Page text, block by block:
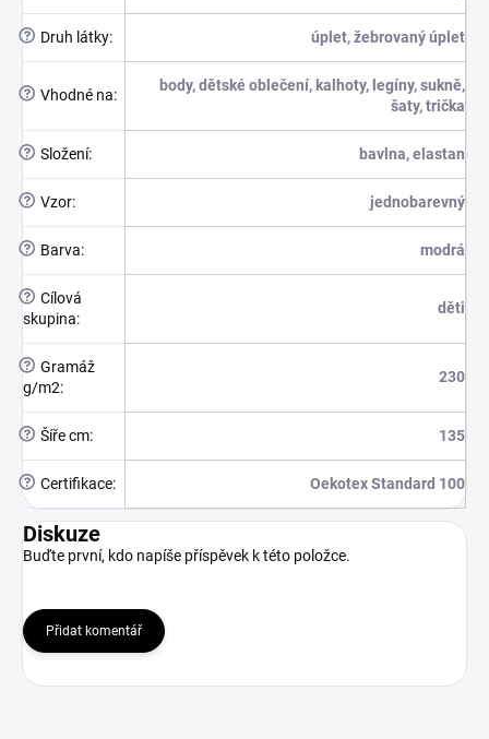
? Druh látky: úplet, žebrovaný úplet
? Vhodné na:
body, dětské oblečení, kalhoty, legíny, sukně,
šaty, trička
? Složení: bavlna, elastan
? Vzor: jednobarevný
? Barva: modrá
? Cílová
skupina:
děti
? Gramáž
g/m2:
230
? Šíře cm: 135
? Certifikace: Oekotex Standard 100
Diskuze
Buďte první, kdo napíše příspěvek k této položce.
Přidat komentář